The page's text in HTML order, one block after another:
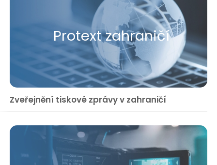
Protext zahraničí
Zveřejnění tiskové zprávy v zahraničí